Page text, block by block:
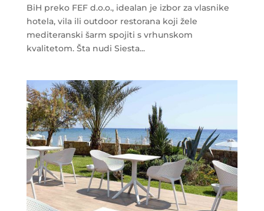
BiH preko FEF d.o.o., idealan je izbor za vlasnike
hotela, vila ili outdoor restorana koji žele
mediteranski šarm spojiti s vrhunskom
kvalitetom. Šta nudi Siesta...